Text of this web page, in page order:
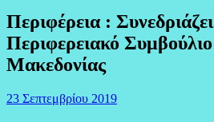
Περιφέρεια :
Περιφερειακό
Μακεδονίας
23 Σεπτεμβρίου 2019